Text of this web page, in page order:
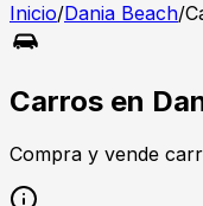
Inicio/Dania Beach/
Carros en
Compra y vende